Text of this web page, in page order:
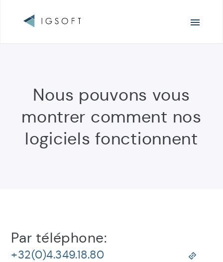
Nous pouvons vous
montrer comment nos
logiciels fonctionnent
Informations
de
contact
Par téléphone:
+32(0)4.349.18.80
Navigation